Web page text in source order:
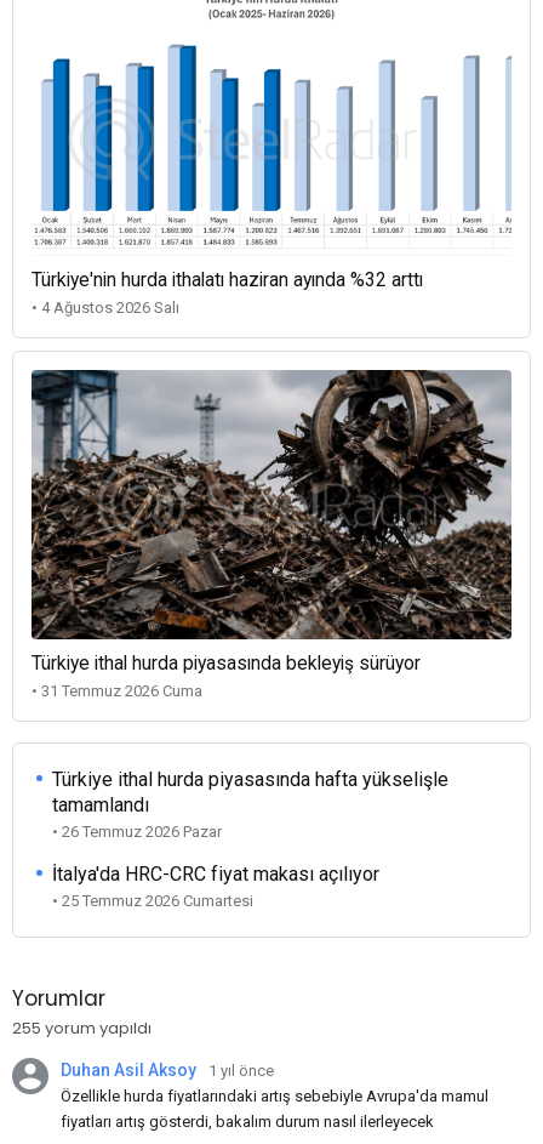
Türkiye'nin hurda ithalatı haziran ayında %32 arttı
• 4 Ağustos 2026 Salı
Türkiye ithal hurda piyasasında bekleyiş sürüyor
• 31 Temmuz 2026 Cuma
Türkiye ithal hurda piyasasında hafta yükselişle
tamamlandı
• 26 Temmuz 2026 Pazar
İtalya'da HRC-CRC fiyat makası açılıyor
• 25 Temmuz 2026 Cumartesi
Yorumlar
255 yorum yapıldı
Duhan Asil Aksoy
1 yıl önce
Özellikle hurda fiyatlarındaki artış sebebiyle Avrupa'da mamul
fiyatları artış gösterdi, bakalım durum nasıl ilerleyecek